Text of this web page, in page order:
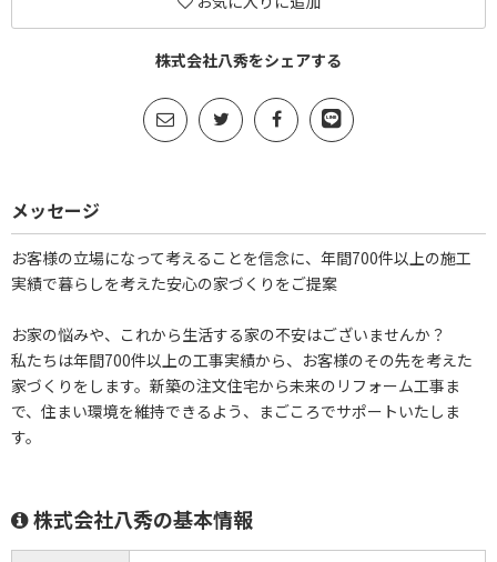
株式会社八秀をシェアする
メッセージ
お客様の立場になって考えることを信念に、年間700件以上の施工
実績で暮らしを考えた安心の家づくりをご提案
お家の悩みや、これから生活する家の不安はございませんか？
私たちは年間700件以上の工事実績から、お客様のその先を考えた
家づくりをします。新築の注文住宅から未来のリフォーム工事ま
で、住まい環境を維持できるよう、まごころでサポートいたしま
す。
株式会社八秀の基本情報